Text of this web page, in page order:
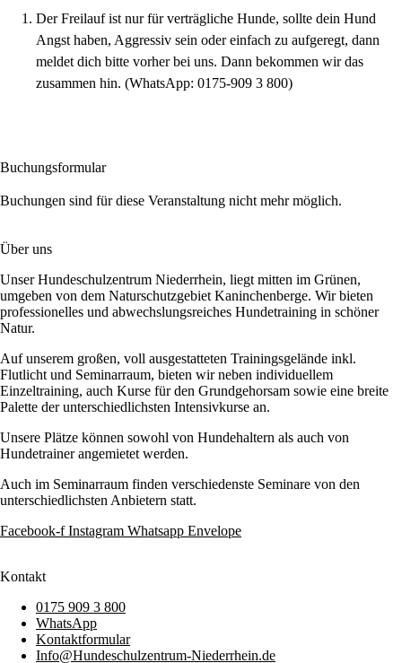
Der Freilauf ist nur für verträgliche Hunde, sollte dein Hund
Angst haben, Aggressiv sein oder einfach zu aufgeregt, dann
meldet dich bitte vorher bei uns. Dann bekommen wir das
zusammen hin. (WhatsApp: 0175-909 3 800)
Buchungsformular
Buchungen sind für diese Veranstaltung nicht mehr möglich.
Über uns
Unser Hundeschulzentrum Niederrhein, liegt mitten im Grünen,
umgeben von dem Naturschutzgebiet Kaninchenberge. Wir bieten
professionelles und abwechslungsreiches Hundetraining in schöner
Natur.
Auf unserem großen, voll ausgestatteten Trainingsgelände inkl.
Flutlicht und Seminarraum, bieten wir neben individuellem
Einzeltraining, auch Kurse für den Grundgehorsam sowie eine breite
Palette der unterschiedlichsten Intensivkurse an.
Unsere Plätze können sowohl von Hundehaltern als auch von
Hundetrainer angemietet werden.
Auch im Seminarraum finden verschiedenste Seminare von den
unterschiedlichsten Anbietern statt.
Facebook-f Instagram Whatsapp Envelope
Kontakt
0175 909 3 800
WhatsApp
Kontaktformular
Info@Hundeschulzentrum-Niederrhein.de